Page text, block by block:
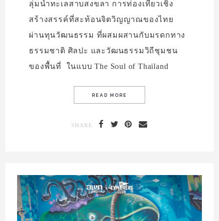
ลุ่มน้ำทะเลสาบสงขลา การท่องเที่ยวเชิง
สร้างสรรค์ที่สะท้อนจิตวิญญาณของไทย
ผ่านทุนวัฒนธรรม ที่ผสมผสานกับมรดกทาง
ธรรมชาติ ศิลปะ และวัฒนธรรมวิถีชุมชน
ของพื้นที่ ในแบบ The Soul of Thailand
SHARE